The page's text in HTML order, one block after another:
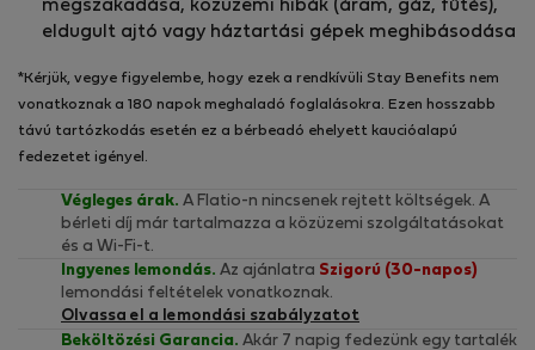
megszakadása, közüzemi hibák (áram, gáz, fűtés),
eldugult ajtó vagy háztartási gépek meghibásodása
*Kérjük, vegye figyelembe, hogy ezek a rendkívüli Stay Benefits nem
vonatkoznak a 180 napok meghaladó foglalásokra. Ezen hosszabb
távú tartózkodás esetén ez a bérbeadó ehelyett kaucióalapú
fedezetet igényel.
Végleges árak. A Flatio-n nincsenek rejtett költségek. A
bérleti díj már tartalmazza a közüzemi szolgáltatásokat
és a Wi-Fi-t.
Ingyenes lemondás. Az ajánlatra Szigorú (30-napos)
lemondási feltételek vonatkoznak.
Olvassa el a lemondási szabályzatot
Beköltözési Garancia. Akár 7 napig fedezünk egy tartalék